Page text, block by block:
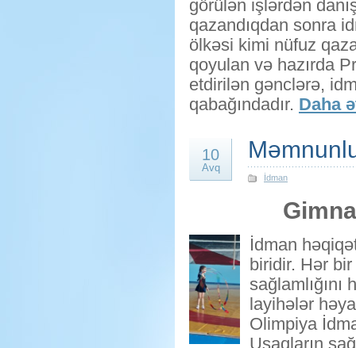
görülən işlərdən
qazandıqdan sonra
ölkəsi kimi nüfuz
qoyulan və hazırda
etdirilən gənclərə,
qabağındadır. Daha
10
Avq
İdman
İdman
biridir. Hər
layihələr
Olimpiya
Uşaqların